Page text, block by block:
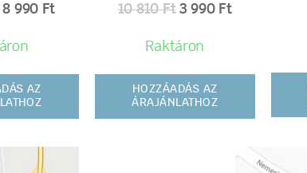
8 990 Ft
AZ
10 810Ft 3 990 Ft
Raktáron
HOZZÁADÁS AZ
ÁRAJÁNLATHOZ